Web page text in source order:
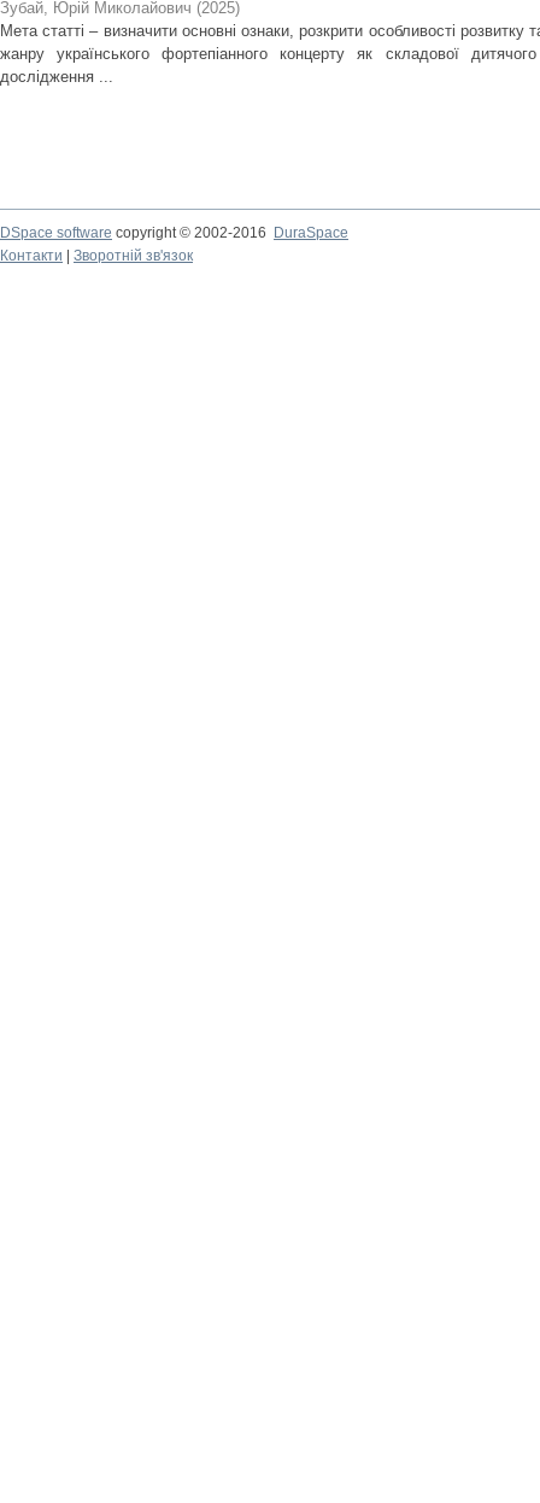
Зубай, Юрій Миколайович (2025)
Мета статті – визначити основні ознаки, розкрити особливості
жанру українського фортепіанного концерту як складової
дослідження ...
DSpace software copyright © 2002-2016
DuraSpace
Контакти
Зворотній зв'язок